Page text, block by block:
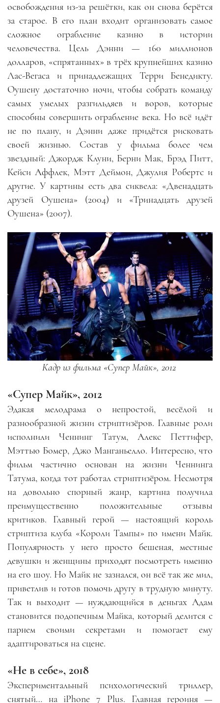
освобождения из-за решётки, как он снова берётся
за старое. В его план входит организовать самое
сложное ограбление казино в истории
человечества. Цель Дэнни — 160 миллионов
долларов, «спрятанных» в трёх крупнейших казино
Лас-Вегаса и принадлежащих Терри Бенедикту.
Оушену достаточно ночи, чтобы собрать команду
самых умелых разгильдяев и воров, которые
способны совершить ограбление века. Но всё идёт
не по плану,и Дэнни даже придётся рисковать
своей жизнью. Состав у фильма более чем
звездный: Джордж Клуни, Берни Мак, Брэд Питт,
Кейси Аффлек, Мэтт Деймон, Джулия Робертс и
другие. У картины есть два сиквела: «Двенадцать
друзей Оушена» (2004) и «Тринадцать друзей
Оушена» (2007).
Кадр из фильма «Супер Майк», 2012
«Супер Майк», 2012
Эдакая мелодрама о непростой, весёлой и
разнообразной жизни стриптизёров. Главные роли
исполнили Ченнинг Татум, Алекс Петтифер,
Мэттью Бомер, Джо Манганьелло. Интересно, что
фильм частично основан на жизни Ченнинга
Татума, когда тот работал стриптизёром. Несмотря
на довольно спорный жанр, картина получила
преимущественно положительные отзывы
критиков. Главный герой — настоящий король
стриптиза клуба «Короли Тампы» по имени Майк.
Популярность у него просто бешеная, местные
девушки и женщины приходят посмотреть именно
на его шоу. Но Майк не зазнался,он всё так же мил,
приветлив и готов помочь другу в трудную минуту.
Так и выходит — нуждающийся в деньгах Адам
становится подопечным Майка, который делится с
парнем своими секретами и помогает ему
адаптироваться на сцене.
«Не в себе», 2018
Экспериментальный психологический триллер,
снятый… на iPhone 7 Plus. Главная героиня —